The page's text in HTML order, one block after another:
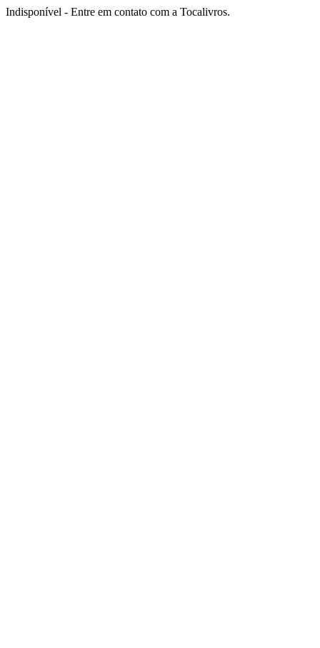
Indisponível - Entre em contato com a Tocalivros.